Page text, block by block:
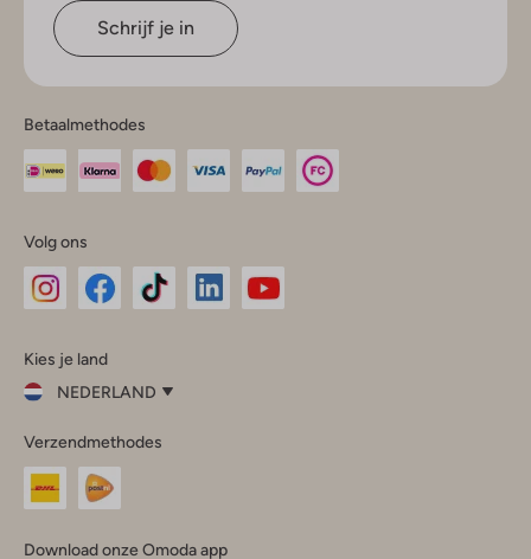
Schrijf je in
Betaalmethodes
Volg ons
InstagramFacebook
Kies je land
NEDERLAND
je
land
Nederland
Verzendmethodes
Download onze Omoda app